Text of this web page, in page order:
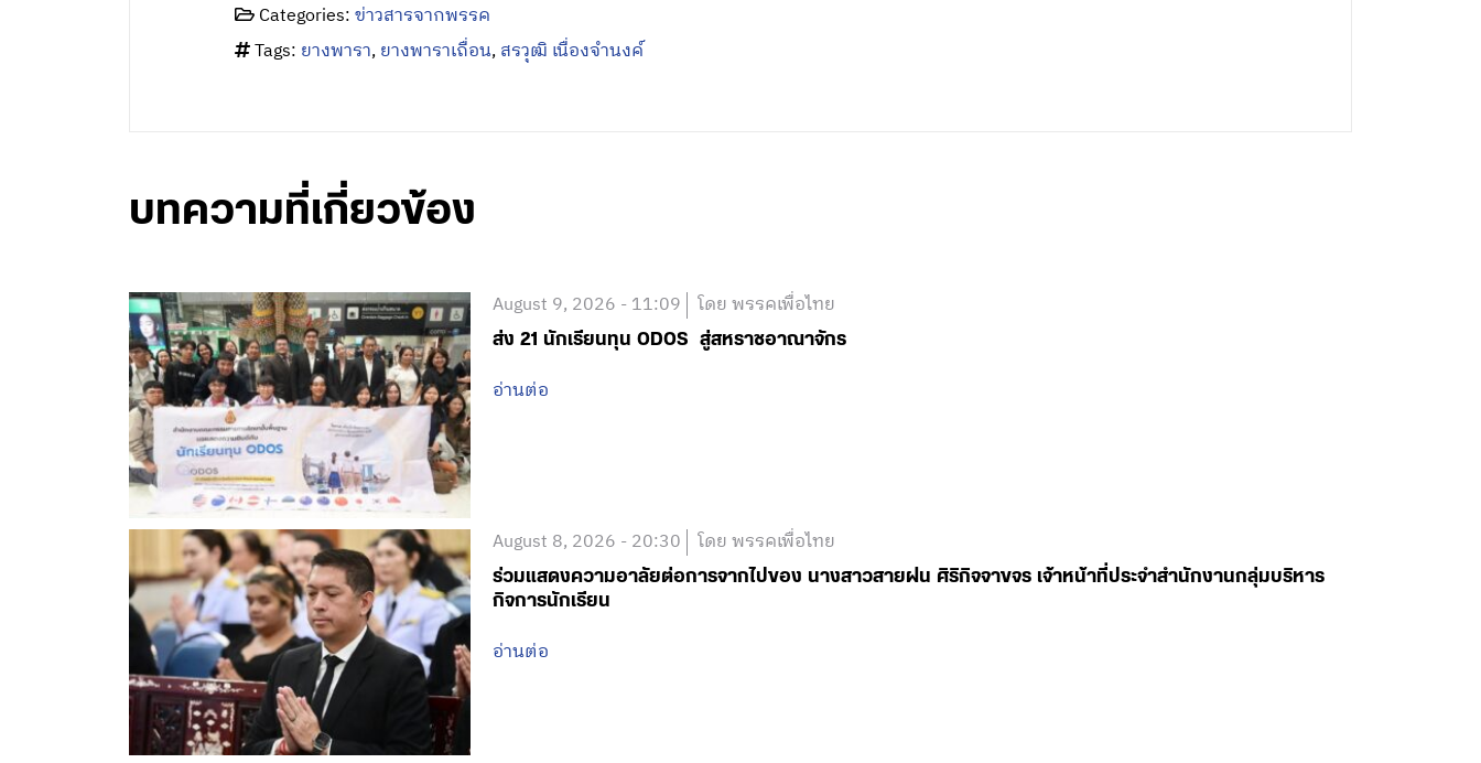
Categories:ข่าวสารจากพรรค
Tags: ยางพารา,ยางพาราเถื่อน,สรวุฒิ เนื่องจำนงค์
บทความที่เกี่ยวข้อง
August 9, 2026 - 11:09 โดย พรรคเพื่อไทย
ส่ง 21 นักเรียนทุน ODOS สู่สหราชอาณาจักร
อ่านต่อ
August 8, 2026 - 20:30 โดย พรรคเพื่อไทย
ร่วมแสดงความอาลัยต่อการจากไปของ นางสาวสายฝน ศิริกิจจาขจร เจ้าหน้าที่ประจำสำนักงานกลุ่มบริหาร
กิจการนักเรียน
อ่านต่อ